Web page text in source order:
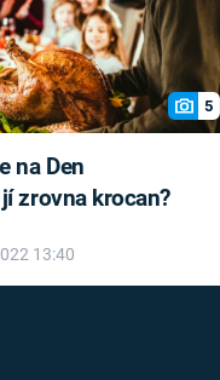
5
na Den
zrovna krocan?
13:40